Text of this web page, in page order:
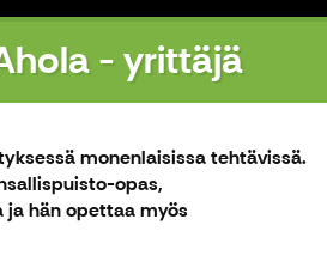
- yrittäjä
monenlaisissa tehtävissä.
opas,
ja hän opettaa myös